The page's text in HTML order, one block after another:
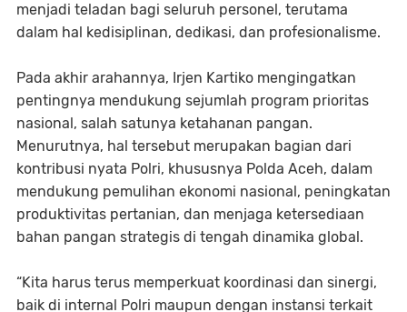
menjadi teladan bagi seluruh personel, terutama
dalam hal kedisiplinan, dedikasi, dan profesionalisme.
Pada akhir arahannya, Irjen Kartiko mengingatkan
pentingnya mendukung sejumlah program prioritas
nasional, salah satunya ketahanan pangan.
Menurutnya, hal tersebut merupakan bagian dari
kontribusi nyata Polri, khususnya Polda Aceh, dalam
mendukung pemulihan ekonomi nasional, peningkatan
produktivitas pertanian, dan menjaga ketersediaan
bahan pangan strategis di tengah dinamika global.
“Kita harus terus memperkuat koordinasi dan sinergi,
baik di internal Polri maupun dengan instansi terkait